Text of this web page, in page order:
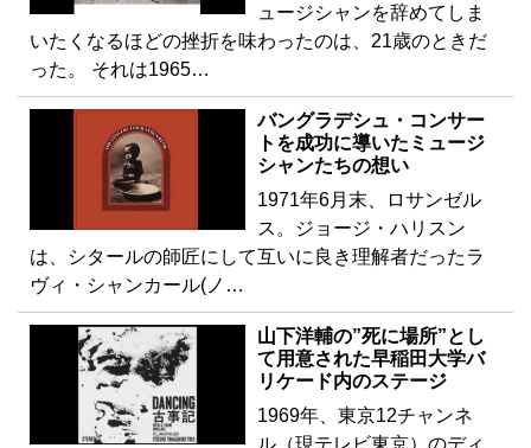
ュージシャンを辞めてしま
いたくなるほどの挫折を味わったのは、21歳のときだ
った。 それは1965…
バングラデシュ・コンサー
トを成功に導いたミュージ
シャンたちの想い
1971年6月末、ロサンゼル
ス。ジョージ・ハリスン
は、シタールの師匠にして互いに良き理解者だったラ
ヴィ・シャンカール(ノ…
山下洋輔の”死に場所”とし
て用意された早稲田大学バ
リケード内のステージ
1969年、東京12チャンネ
ル（現テレビ東京）のディ